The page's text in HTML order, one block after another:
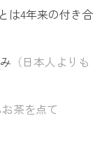
織物職人×ライタ
PLANET (J-WAVE
「ひときれ」-
は4年来の付き合
（日本人よりも
お茶を点て